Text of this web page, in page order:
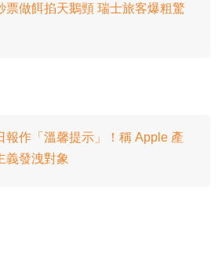
票做餌掐天鵝頸 瑞士旅客爆粗驚
報作「溫馨提示」！稱 Apple 產
義發洩對象